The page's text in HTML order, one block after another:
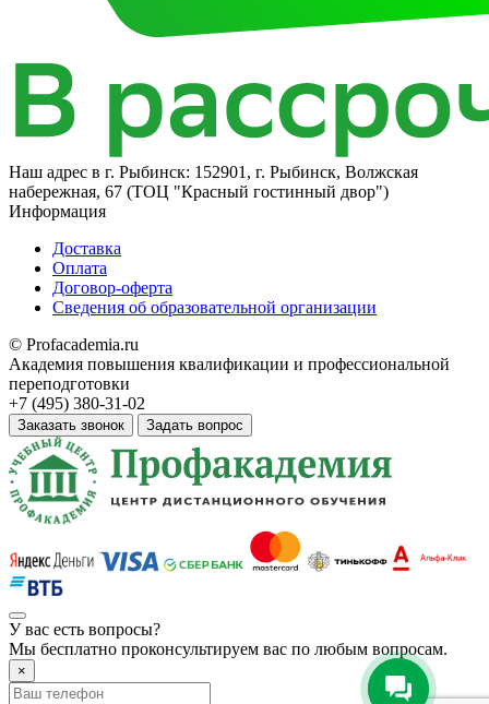
Наш адрес в г. Рыбинск: 152901, г. Рыбинск, Волжская
набережная, 67 (ТОЦ "Красный гостинный двор")
Информация
Доставка
Оплата
Договор-оферта
Сведения об образовательной организации
© Profacademia.ru
Академия повышения квалификации и профессиональной
переподготовки
+7 (495) 380-31-02
Заказать звонок Задать вопрос
У вас есть вопросы?
Мы бесплатно проконсультируем вас по любым вопросам.
×